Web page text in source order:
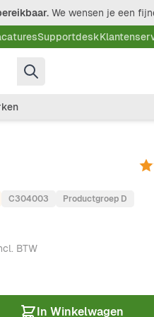
We wensen je een
Supportdesk
C304003 Productgroep D
BTW
In Winkelwagen